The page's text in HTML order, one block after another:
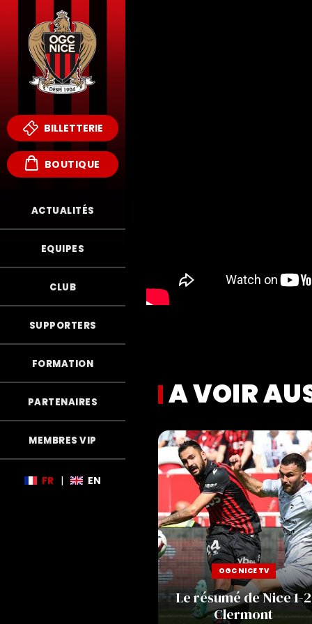
BILLETTERIE
BOUTIQUE
ACTUALITÉS
EQUIPES
CLUB
SUPPORTERS
FORMATION
PARTENAIRES
MEMBRES VIP
FR | EN
A VOIR
OGC NICE TV
Le résumé de Nice 1-2
Clermont